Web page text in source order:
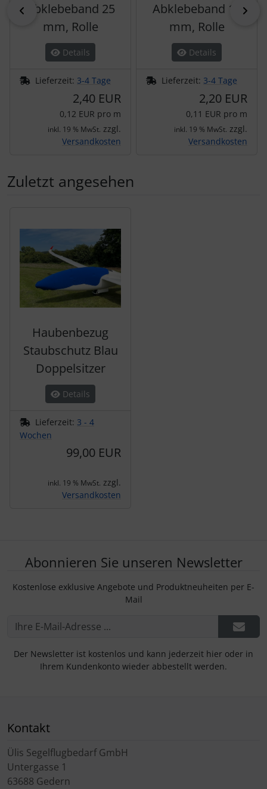
zurück
Abklebeband 25
mm, Rolle
Details
Lieferzeit: 3-4 Tage
2,40 EUR
0,12 EUR pro m
inkl. 19 % MwSt. zzgl.
Versandkosten
Abklebeband 19
mm, Rolle
Details
Lieferzeit: 3-4 Tage
2,20 EUR
0,11 EUR pro m
inkl. 19 % MwSt. zzgl.
Versandkosten
Zuletzt angesehen
Haubenbezug
Staubschutz Blau
Doppelsitzer
Details
Lieferzeit: 3 - 4
Wochen
99,00 EUR
inkl. 19 % MwSt. zzgl.
Versandkosten
Abonnieren Sie unseren Newsletter
Kostenlose exklusive Angebote und Produktneuheiten per E-
Mail
Der Newsletter ist kostenlos und kann jederzeit hier oder in
Ihrem Kundenkonto wieder abbestellt werden.
Kontakt
Ülis Segelflugbedarf GmbH
Untergasse 1
63688 Gedern